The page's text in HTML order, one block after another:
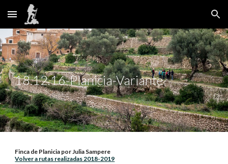
Skip to main content Skip to navigation
18.12.16-Planicia-Variante
Volver a rutas realizadas 2018-2019